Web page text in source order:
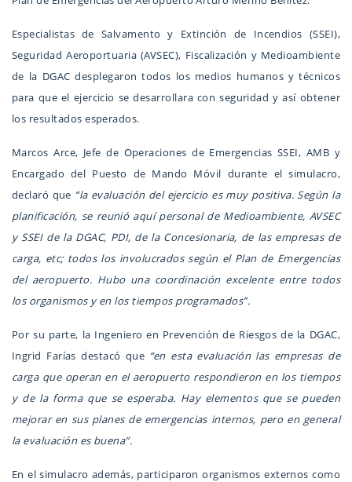
Especialistas de Salvamento y Extinción de Incendios (SSEI),
Seguridad Aeroportuaria (AVSEC), Fiscalización y Medioambiente
de la DGAC desplegaron todos los medios humanos y técnicos
para que el ejercicio se desarrollara con seguridad y así obtener
los resultados esperados.
Marcos Arce, Jefe de Operaciones de Emergencias SSEI, AMB y
Encargado del Puesto de Mando Móvil durante el simulacro,
declaró que “la evaluación del ejercicio es muy positiva. Según la
planificación, se reunió aquí personal de Medioambiente, AVSEC
y SSEI de la DGAC, PDI, de la Concesionaria, de las empresas de
carga, etc; todos los involucrados según el Plan de Emergencias
del aeropuerto. Hubo una coordinación excelente entre todos
los organismos y en los tiempos programados”.
Por su parte, la Ingeniero en Prevención de Riesgos de la DGAC,
Ingrid Farías destacó que “en esta evaluación las empresas de
carga que operan en el aeropuerto respondieron en los tiempos
y de la forma que se esperaba. Hay elementos que se pueden
mejorar en sus planes de emergencias internos, pero en general
la evaluación es buena”.
En el simulacro además, participaron organismos externos como